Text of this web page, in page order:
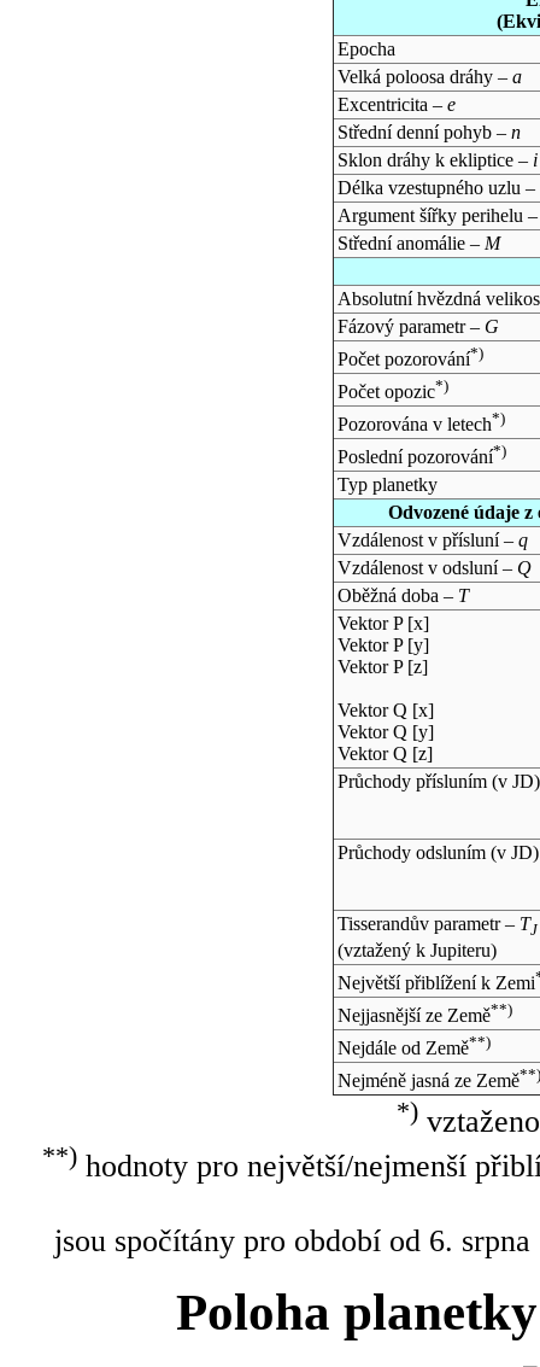
Epocha
Velká poloosa dráhy – a
Excentricita – e
Střední denní pohyb – n
Sklon dráhy k ekliptice – i
Délka vzestupného uzlu –
Argument šířky perihelu
Střední anomálie – M
Absolutní hvězdná
Fázový parametr – G
Počet pozorování*)
Počet opozic*)
Pozorována v letech*)
Poslední pozorování*)
Typ planetky
Odvozené údaje
Vzdálenost v přísluní – q
Vzdálenost v odsluní – Q
Oběžná doba – T
Vektor P [x]
Vektor P [y]
Vektor P [z]
Vektor Q [x]
Vektor Q [y]
Vektor Q [z]
Průchody přísluním (v JD)
Průchody odsluním (v JD)
Tisserandův parametr – TJ
(vztažený k Jupiteru)
Největší přiblížení k Zemi
Nejjasnější ze Země**)
Nejdále od Země**)
Nejméně jasná ze Země**)
*)
**)hodnoty pro největší/nejmenší
jsou spočítány pro období od 6.
Poloha